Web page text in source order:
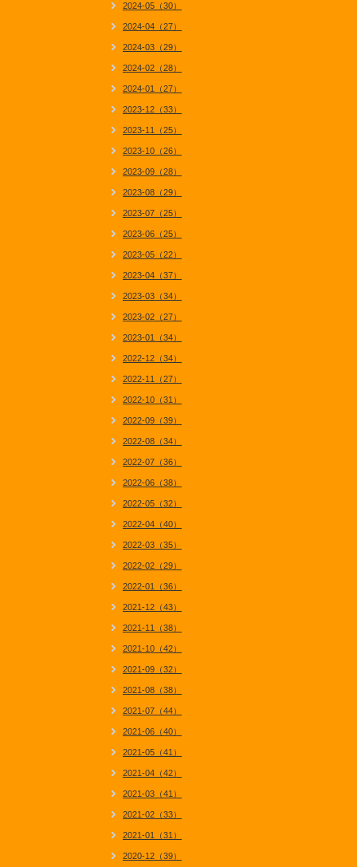
2024-05（30）
2024-04（27）
2024-03（29）
2024-02（28）
2024-01（27）
2023-12（33）
2023-11（25）
2023-10（26）
2023-09（28）
2023-08（29）
2023-07（25）
2023-06（25）
2023-05（22）
2023-04（37）
2023-03（34）
2023-02（27）
2023-01（34）
2022-12（34）
2022-11（27）
2022-10（31）
2022-09（39）
2022-08（34）
2022-07（36）
2022-06（38）
2022-05（32）
2022-04（40）
2022-03（35）
2022-02（29）
2022-01（36）
2021-12（43）
2021-11（38）
2021-10（42）
2021-09（32）
2021-08（38）
2021-07（44）
2021-06（40）
2021-05（41）
2021-04（42）
2021-03（41）
2021-02（33）
2021-01（31）
2020-12（39）